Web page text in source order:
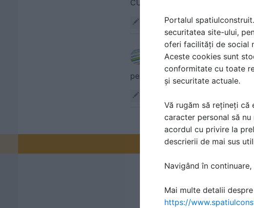
Răspunde
scris deoana la data 21 Jun 2012,
pentru a lua legatura direct cu
Promovați-vă
Portalul
securitatea site-ului,
oferi facilități de social
Aceste cookies sunt
conformitate cu toate
și securitate actuale.
Vă rugăm să rețineți că
caracter personal să
acordul cu privire la
descrierii de mai sus
Navigând în
Mai multe detalii
https://